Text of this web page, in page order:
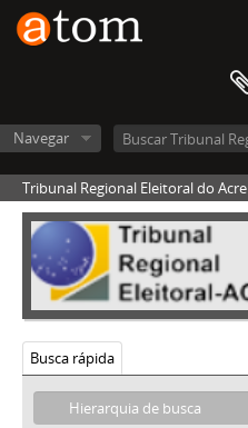
Navegar
Tribunal Regional Eleitoral do Acre
Busca rápida